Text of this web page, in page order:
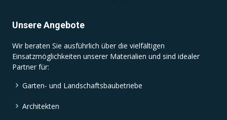
Unsere Angebote
Wir beraten Sie ausführlich über die vielfältigen
Einsatzmöglichkeiten unserer Materialien und sind idealer
Partner für:
Garten- und Landschaftsbaubetriebe
Architekten